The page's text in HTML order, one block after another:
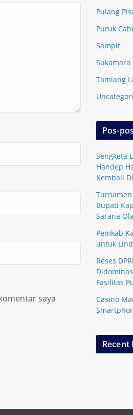
saya
Pulang
Puruk
Sampit
Sukamara
Tamiang
Pos-
Sengketa
Handep
Kembali
Bupati
Sarana
Pemkab
untuk
Reses
Fasilitas
Casino
Recent